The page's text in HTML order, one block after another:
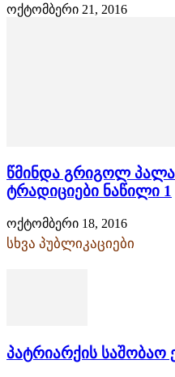
ოქტომბერი 21, 2016
წმინდა გრიგოლ
ტრადიციები ნაწილი 1
ოქტომბერი 18, 2016
სხვა პუბლიკაციები
პატრიარქის საშობაო